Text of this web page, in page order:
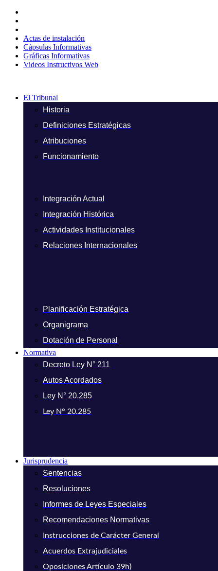
contenido
Actas de instalación
Cápsulas Informativas
Gráficas Informativas
Videos Instructivos Web
El Tribunal
Historia
Definiciones Estratégicas
Atribuciones
Funcionamiento
Integración Actual
Integración Histórica
Actividades Institucionales
Relaciones Internacionales
Planificación Estratégica
Organigrama
Dotación de Personal
Normativa
Decreto Ley N° 211
Autos Acordados
Ley N° 20.285
Ley N° 20.285
Jurisprudencia
Sentencias
Resoluciones
Informes de Leyes Especiales
Recomendaciones Normativas
Instrucciones de Carácter General
Acuerdos Extrajudiciales
Oposiciones Artículo 39h)